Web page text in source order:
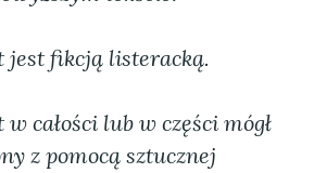
jest fikcją listeracką.
całości lub w części mógł
z pomocą sztucznej